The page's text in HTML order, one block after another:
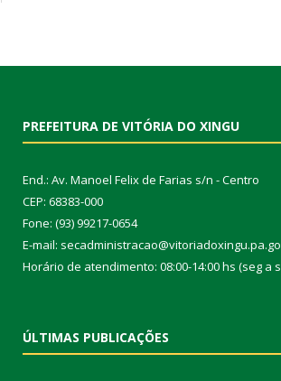
PREFEITURA DE VITÓRIA DO XINGU
End.: Av. Manoel Felix de Farias s/n - Centro
CEP: 68383-000
Fone: (93) 99217-0654
E-mail:
Horário de atendimento: 08:00-14:00 hs (seg a
ÚLTIMAS PUBLICAÇÕES